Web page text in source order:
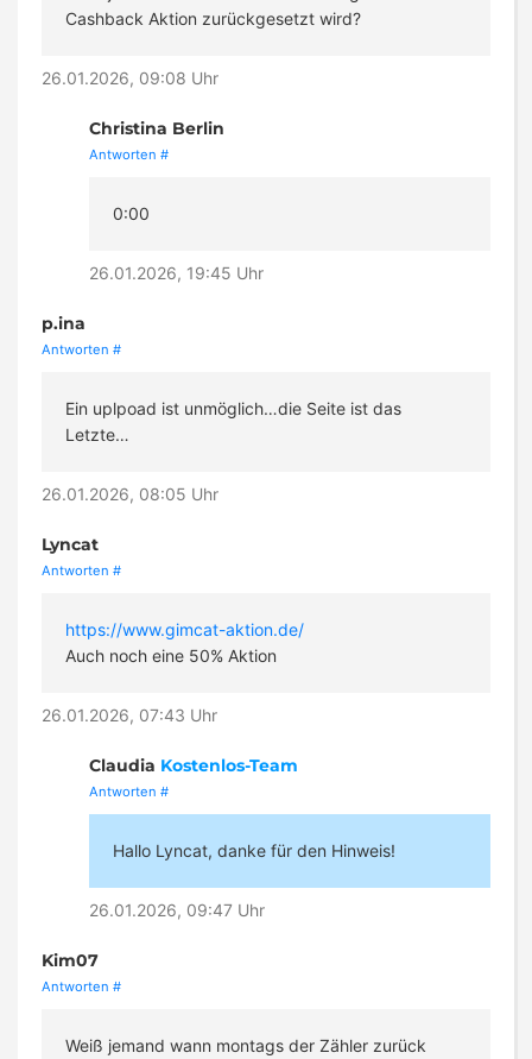
Cashback Aktion zurückgesetzt wird?
26.01.2026, 09:08 Uhr
Christina Berlin
Antworten #
0:00
26.01.2026, 19:45 Uhr
p.ina
Antworten #
Ein uplpoad ist unmöglich…die Seite ist das
Letzte…
26.01.2026, 08:05 Uhr
Lyncat
Antworten #
https://www.gimcat-aktion.de/
Auch noch eine 50% Aktion
26.01.2026, 07:43 Uhr
Claudia Kostenlos-Team
Antworten #
Hallo Lyncat, danke für den Hinweis!
26.01.2026, 09:47 Uhr
Kim07
Antworten #
Weiß jemand wann montags der Zähler zurück